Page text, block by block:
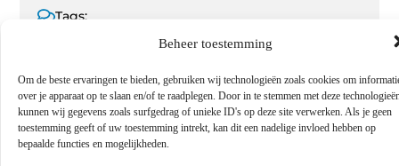
Beheer toestemming
Om de beste ervaringen te bieden, gebruiken wij technologieën zoals cookies om
over je apparaat op te slaan en/of te raadplegen. Door in te stemmen met deze
kunnen wij gegevens zoals surfgedrag of unieke ID's op deze site verwerken. Als je geen
toestemming geeft of uw toestemming intrekt, kan dit een nadelige invloed hebben op
bepaalde functies en mogelijkheden.
Tags:
GEPUBLICEERD DOOR
Elise van Kessel